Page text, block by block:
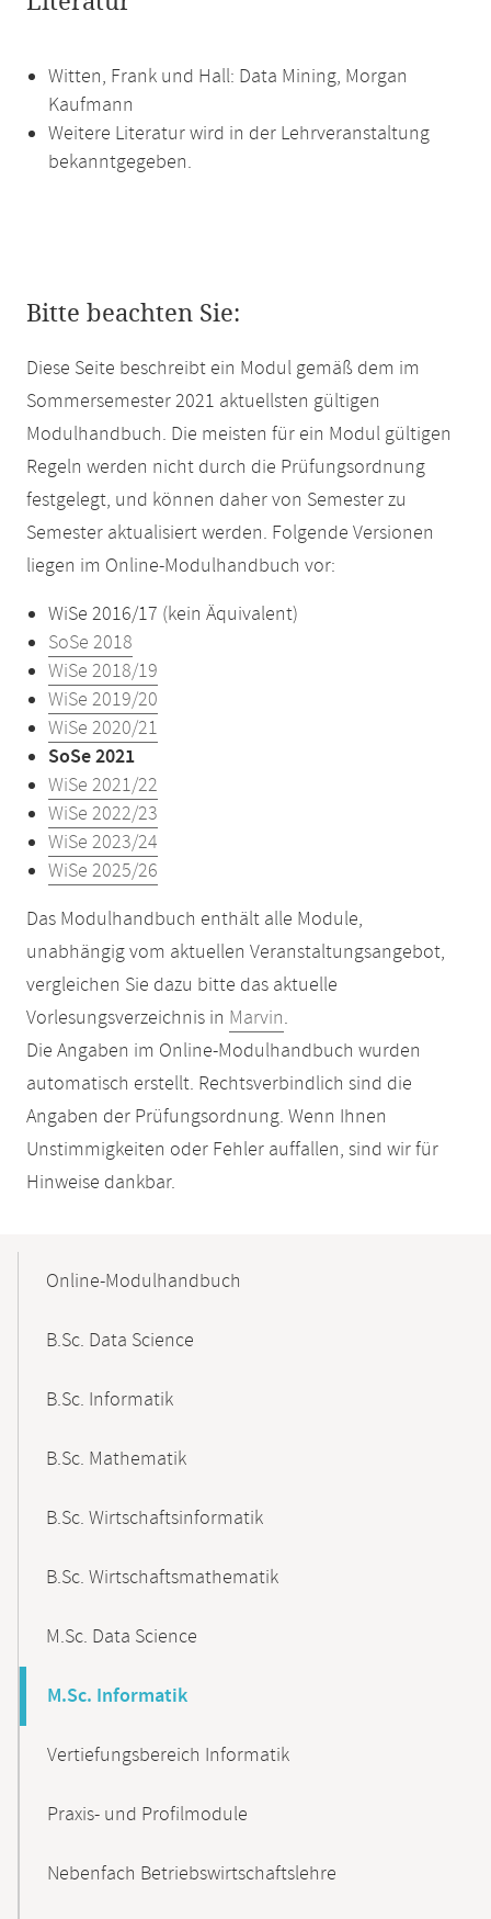
Witten, Frank und Hall: Data Mining, Morgan
Kaufmann
Weitere Literatur wird in der Lehrveranstaltung
bekanntgegeben.
Bitte beachten Sie:
Diese Seite beschreibt ein Modul gemäß dem im
Sommersemester 2021 aktuellsten gültigen
Modulhandbuch. Die meisten für ein Modul gültigen
Regeln werden nicht durch die Prüfungsordnung
festgelegt, und können daher von Semester zu
Semester aktualisiert werden. Folgende Versionen
liegen im Online-Modulhandbuch vor:
WiSe 2016/17 (kein Äquivalent)
SoSe 2018
WiSe 2018/19
WiSe 2019/20
WiSe 2020/21
SoSe 2021
WiSe 2021/22
WiSe 2022/23
WiSe 2023/24
WiSe 2025/26
Das Modulhandbuch enthält alle Module,
unabhängig vom aktuellen Veranstaltungsangebot,
vergleichen Sie dazu bitte das aktuelle
Vorlesungsverzeichnis in Marvin.
Die Angaben im Online-Modulhandbuch wurden
automatisch erstellt. Rechtsverbindlich sind die
Angaben der Prüfungsordnung. Wenn Ihnen
Unstimmigkeiten oder Fehler auffallen, sind wir für
Hinweise dankbar.
NavigationOnline-Modulhandbuch
B.Sc. Data Science
B.Sc. Informatik
B.Sc. Mathematik
B.Sc. Wirtschaftsinformatik
B.Sc. Wirtschaftsmathematik
M.Sc. Data Science
M.Sc. Informatik
Vertiefungsbereich Informatik
Praxis- und Profilmodule
Nebenfach Betriebswirtschaftslehre